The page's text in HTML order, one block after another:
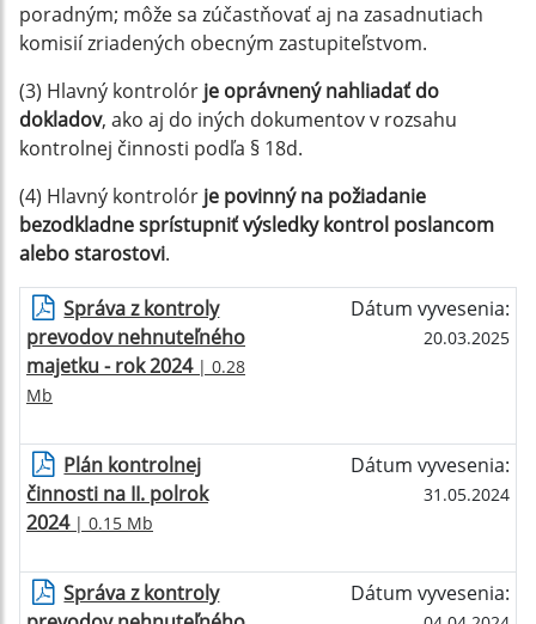
poradným; môže sa zúčastňovať aj na zasadnutiach
komisií zriadených obecným zastupiteľstvom.
(3) Hlavný kontrolór je oprávnený nahliadať do
dokladov, ako aj do iných dokumentov v rozsahu
kontrolnej činnosti podľa § 18d.
(4) Hlavný kontrolór je povinný na požiadanie
bezodkladne sprístupniť výsledky kontrol poslancom
alebo starostovi.
Správa z kontroly
prevodov nehnuteľného
majetku - rok 2024| 0.28
Mb
Dátum vyvesenia:
20.03.2025
Plán kontrolnej
činnosti na II. polrok
2024| 0.15 Mb
Dátum vyvesenia:
31.05.2024
Správa z kontroly
Dátum vyvesenia: